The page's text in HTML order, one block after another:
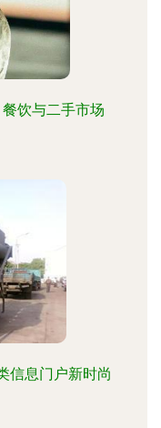
饮与二手市场
信息门户新时尚